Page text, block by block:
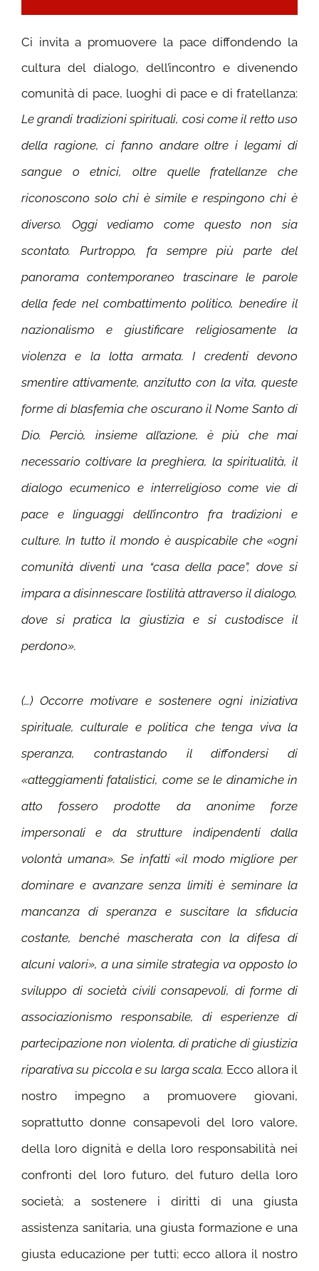
Ci invita a promuovere la pace diffondendo la
cultura del dialogo, dell’incontro e divenendo
comunità di pace, luoghi di pace e di fratellanza:
Le grandi tradizioni spirituali, così come il retto uso
della ragione, ci fanno andare oltre i legami di
sangue o etnici, oltre quelle fratellanze che
riconoscono solo chi è simile e respingono chi è
diverso. Oggi vediamo come questo non sia
scontato. Purtroppo, fa sempre più parte del
panorama contemporaneo trascinare le parole
della fede nel combattimento politico, benedire il
nazionalismo e giustificare religiosamente la
violenza e la lotta armata. I credenti devono
smentire attivamente, anzitutto con la vita, queste
forme di blasfemia che oscurano il Nome Santo di
Dio. Perciò, insieme all’azione, è più che mai
necessario coltivare la preghiera, la spiritualità, il
dialogo ecumenico e interreligioso come vie di
pace e linguaggi dell’incontro fra tradizioni e
culture. In tutto il mondo è auspicabile che «ogni
comunità diventi una “casa della pace”, dove si
impara a disinnescare l’ostilità attraverso il dialogo,
dove si pratica la giustizia e si custodisce il
perdono».
(…) Occorre motivare e sostenere ogni iniziativa
spirituale, culturale e politica che tenga viva la
speranza, contrastando il diffondersi di
«atteggiamenti fatalistici, come se le dinamiche in
atto fossero prodotte da anonime forze
impersonali e da strutture indipendenti dalla
volontà umana». Se infatti «il modo migliore per
dominare e avanzare senza limiti è seminare la
mancanza di speranza e suscitare la sfiducia
costante, benché mascherata con la difesa di
alcuni valori», a una simile strategia va opposto lo
sviluppo di società civili consapevoli, di forme di
associazionismo responsabile, di esperienze di
partecipazione non violenta, di pratiche di giustizia
riparativa su piccola e su larga scala. Ecco allora il
nostro impegno a promuovere giovani,
soprattutto donne consapevoli del loro valore,
della loro dignità e della loro responsabilità nei
confronti del loro futuro, del futuro della loro
società; a sostenere i diritti di una giusta
assistenza sanitaria, una giusta formazione e una
giusta educazione per tutti; ecco allora il nostro